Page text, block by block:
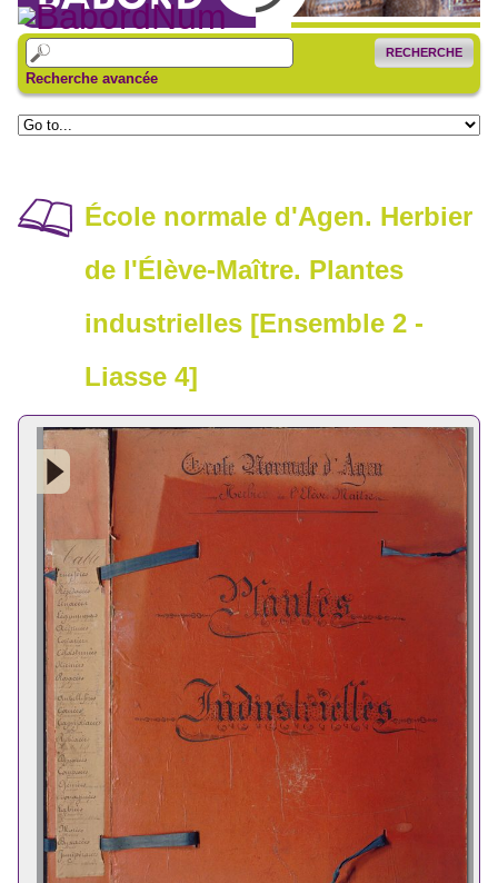
RECHERCHE
Recherche avancée
École normale d'Agen. Herbier
de l'Élève-Maître. Plantes
industrielles [Ensemble 2 -
Liasse 4]